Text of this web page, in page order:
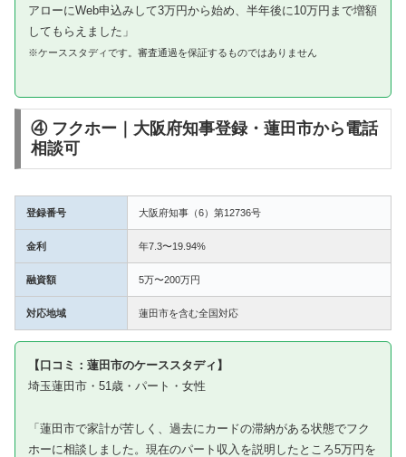
アローにWeb申込みして3万円から始め、半年後に10万円まで増額
してもらえました」
※ケーススタディです。審査通過を保証するものではありません
④ フクホー｜大阪府知事登録・蓮田市から電話
相談可
登録番号 大阪府知事（6）第12736号
金利 年7.3〜19.94%
融資額 5万〜200万円
対応地域 蓮田市を含む全国対応
【口コミ：蓮田市のケーススタディ】
埼玉蓮田市・51歳・パート・女性
「蓮田市で家計が苦しく、過去にカードの滞納がある状態でフク
ホーに相談しました。現在のパート収入を説明したところ5万円を